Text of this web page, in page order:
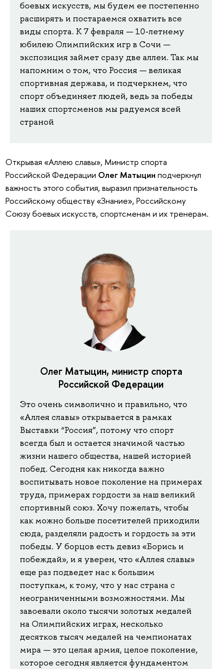
боевых искусств, мы будем ее постепенно
расширять и постараемся охватить все
виды спорта. К 7 февраля — 10-летнему
юбилею Олимпийских игр в Сочи —
экспозиция займет сразу две аллеи. Так мы
напомним о том, что Россия — великая
спортивная держава, и подчеркнем, что
спорт объединяет людей, ведь за победы
наших спортсменов мы радуемся всей
страной
Открывая «Аллею славы», Министр спорта
Российской Федерации Олег Матыцин подчеркнул
важность этого события, выразил признательность
Российскому обществу «Знание», Российскому
Союзу боевых искусств, спортсменам и их тренерам.
Олег Матыцин, министр спорта
Российской Федерации
Это очень символично и правильно, что
«Аллея славы» открывается в рамках
Выставки “Россия”, потому что спорт
всегда был и остается значимой частью
жизни нашего общества, нашей историей
побед. Сегодня как никогда важно
воспитывать новое поколение на примерах
труда, примерах гордости за наш великий
спортивный союз. Хочу пожелать, чтобы
как можно больше посетителей приходили
сюда, разделяли радость и гордость за эти
победы. У борцов есть девиз «Борись и
побеждай», и я уверен, что «Аллея славы»
еще раз подведет нас к большим
поступкам, к тому, что у нас страна с
неограниченными возможностями. Мы
завоевали около тысячи золотых медалей
на Олимпийских играх, несколько
десятков тысяч медалей на чемпионатах
мира — это целая армия, целое поколение,
которое сегодня является фундаментом